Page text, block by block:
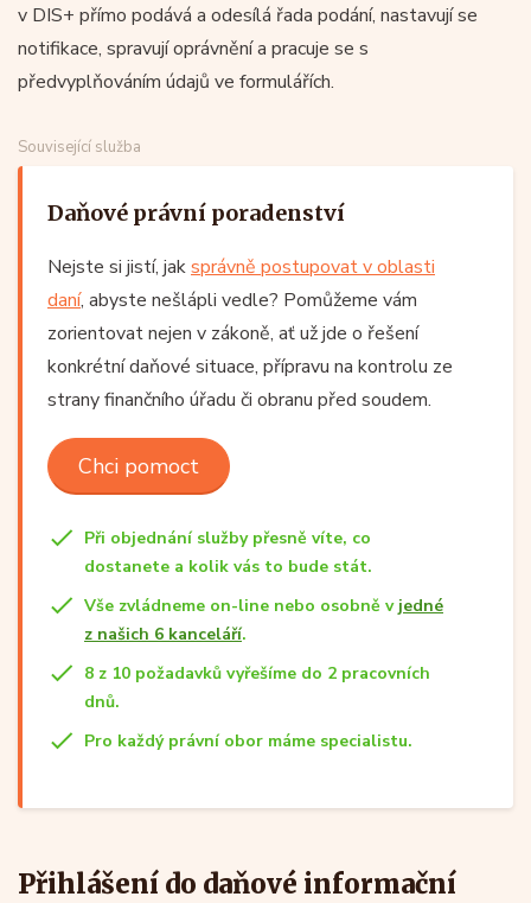
v DIS+ přímo podává a odesílá řada podání, nastavují se
notifikace, spravují oprávnění a pracuje se s
předvyplňováním údajů ve formulářích.
Související služba
Daňové právní poradenství
Nejste si jistí, jaksprávně postupovat v oblasti
daní, abyste nešlápli vedle? Pomůžeme vám
zorientovat nejen v zákoně, ať už jde o řešení
konkrétní daňové situace, přípravu na kontrolu ze
strany finančního úřadu či obranu před soudem.
Chci pomoct
Při objednání služby přesně víte, co
dostanete a kolik vás to bude stát.
Vše zvládneme on-line nebo osobně v jedné
z našich 6 kanceláří.
8 z 10 požadavků vyřešíme do 2 pracovních
dnů.
Pro každý právní obor máme specialistu.
Přihlášení do daňové informační